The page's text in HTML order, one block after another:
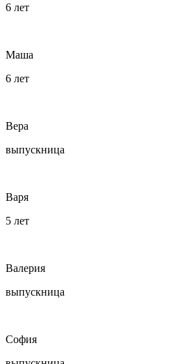
6 лет
Маша
6 лет
Вера
выпускница
Варя
5 лет
Валерия
выпускница
София